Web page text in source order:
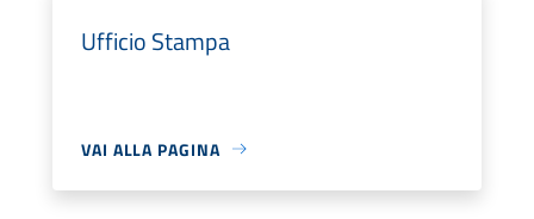
Ufficio Stampa
VAI ALLA PAGINA